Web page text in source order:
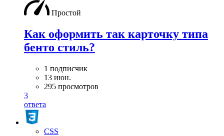
Простой
Как оформить так карточку типа
бенто стиль?
1 подписчик
13 июн.
295 просмотров
3
ответа
CSS